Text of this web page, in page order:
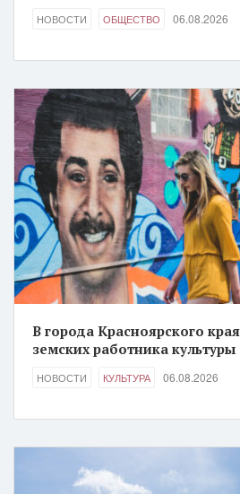
НОВОСТИ ОБЩЕСТВО 06.08.2026
В города Красноярского
земских работника культуры
НОВОСТИ КУЛЬТУРА 06.08.2026